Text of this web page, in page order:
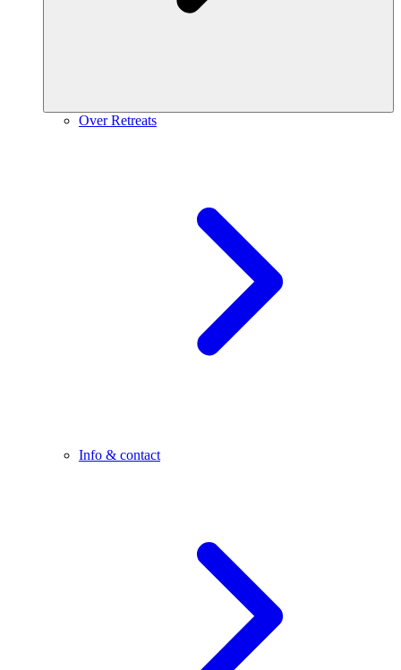
Over Retreats
Info & contact